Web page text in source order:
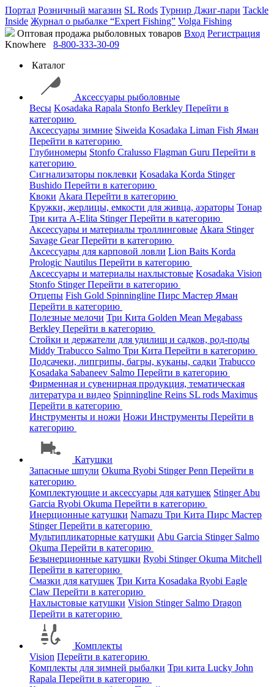
Портал Розничный магазин SL Rods Турнир Джиг-пари Tackle
Inside Журнал о рыбалке “Expert Fishing” Volga Fishing
Оптовая продажа рыболовных товаров Вход Регистрация
Knowhere
8-800-333-30-09
Каталог
Аксессуары рыболовные
Весы Kosadaka Rapala Stonfo Berkley Перейти в
категорию
Аксессуары зимние Siweida Kosadaka Liman Fish Яман
Перейти в категорию
Глубиномеры Stonfo Cralusso Flagman Guru Перейти в
категорию
Сигнализаторы поклевки Kosadaka Korda Stinger
Bushido Перейти в категорию
Квоки Akara Перейти в категорию
Кружки, жерлицы, емкости для живца, аэраторы Тонар
Три кита A-Elita StingerПерейти в категорию
Аксессуары и материалы троллинговые Akara Stinger
Savage GearПерейти в категорию
Аксессуары для карповой ловли Lion Baits Korda
Prologic Nautilus Перейти в категорию
Аксессуары и материалы нахлыстовые Kosadaka Vision
Stonfo StingerПерейти в категорию
Отцепы Fish Gold Spinningline Пирс Мастер Яман
Перейти в категорию
Полезные мелочи Три Кита Golden Mean Megabass
Berkley Перейти в категорию
Стойки и держатели для удилищ и садков, род-поды
Middy Trabucco Salmo Три Кита Перейти в категорию
Подсачеки, липгрипы, багры, куканы, садки Trabucco
Kosadaka Sabaneev Salmo Перейти в категорию
Фирменная и сувенирная продукция, тематическая
литература и видео Spinningline Reins SL rods Maximus
Перейти в категорию
Инструменты и ножи Ножи Инструменты Перейти в
категорию
Катушки
Запасные шпули Okuma Ryobi StingerPenn Перейти в
категорию
Комплектующие и аксессуары для катушек StingerAbu
Garcia Ryobi Okuma Перейти в категорию
Инерционные катушки Namazu Три Кита Пирс Мастер
StingerПерейти в категорию
Мультипликаторные катушки Abu Garcia Stinger Salmo
Okuma Перейти в категорию
Безынерционные катушки Ryobi StingerOkuma Mitchell
Перейти в категорию
Смазки для катушек Три Кита Kosadaka Ryobi Eagle
Claw Перейти в категорию
Нахлыстовые катушки Vision Stinger Salmo Dragon
Перейти в категорию
Комплекты
Vision Перейти в категорию
Комплекты для зимней рыбалки Три кита Lucky John
Rapala Перейти в категорию